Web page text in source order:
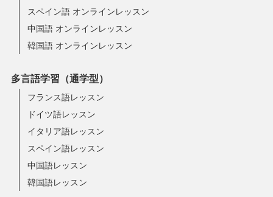
スペイン語 オンラインレッスン
中国語 オンラインレッスン
韓国語 オンラインレッスン
多言語学習（通学型）
フランス語レッスン
ドイツ語レッスン
イタリア語レッスン
スペイン語レッスン
中国語レッスン
韓国語レッスン